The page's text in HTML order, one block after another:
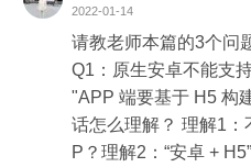
2022-01-14
请教老师本篇的3个问
Q1：原生安卓不能支
"APP 端要基于 H5 构
话怎么理解？ 理解1
P？理解2：“安卓 +